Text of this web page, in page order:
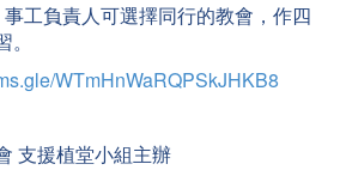
負責人可選擇同行的教會，作四
WTmHnWaRQPSkJHKB8
支援植堂小組主辦